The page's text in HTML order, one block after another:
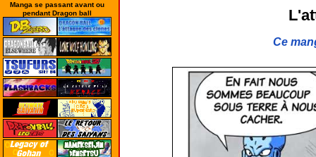
Manga se passant avant ou
pendant Dragon ball
Ce